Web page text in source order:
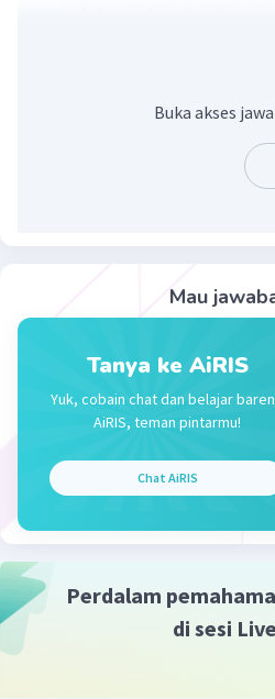
punya makna yang
Sehingga yang bukan
B. Semua baris berupa isi.
menyampaikan isi yang
Buka akses
Mau
Tanya ke AiRIS
Yuk, cobain chat dan belajar
AiRIS, teman pintarmu!
Chat AiRIS
Perdalam
di sesi